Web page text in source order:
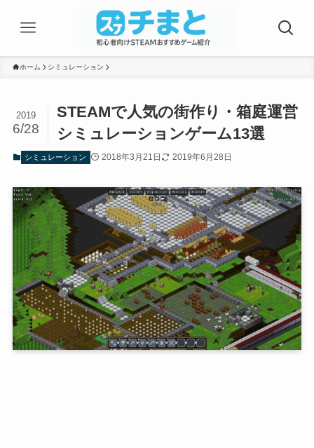
ホーム シミュレーション
STEAMで人気の街作り・箱庭運営
シミュレーションゲーム13選
2019
6/28
シミュレーション 2018年3月21日 2019年6月28日